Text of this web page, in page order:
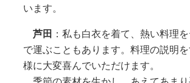
います。
芦田 ：私も白衣を着て、熱い料理
で運ぶこともあります。料理の説明
様に大変喜んでいただけます。